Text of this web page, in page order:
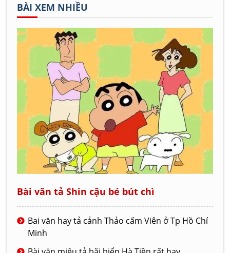
BÀI XEM NHIỀU
Bài văn tả Shin cậu bé bút chì
Bai văn hay tả cảnh Thảo cấm Viên ở Tp Hồ Chí
Minh